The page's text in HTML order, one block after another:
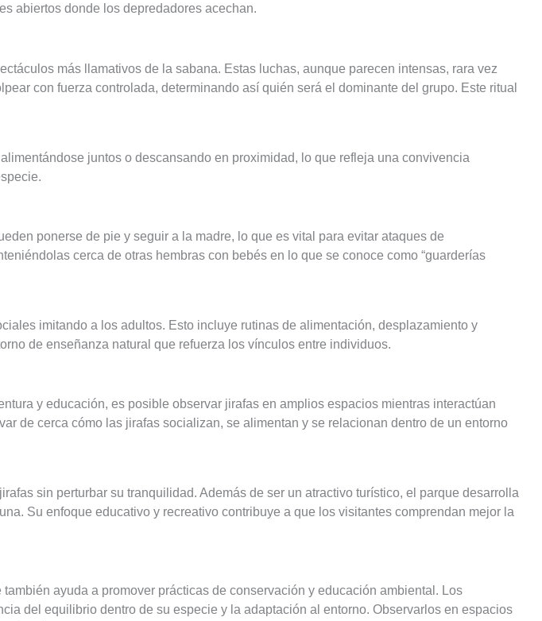
abiertos donde los depredadores acechan.
más llamativos de la sabana. Estas luchas, aunque parecen intensas, rara vez
con fuerza controlada, determinando así quién será el dominante del grupo. Este ritual
juntos o descansando en proximidad, lo que refleja una convivencia
ponerse de pie y seguir a la madre, lo que es vital para evitar ataques de
cerca de otras hembras con bebés en lo que se conoce como “guarderías
imitando a los adultos. Esto incluye rutinas de alimentación, desplazamiento y
de enseñanza natural que refuerza los vínculos entre individuos.
y educación, es posible observar jirafas en amplios espacios mientras interactúan
de cerca cómo las jirafas socializan, se alimentan y se relacionan dentro de un entorno
sin perturbar su tranquilidad. Además de ser un atractivo turístico, el parque desarrolla
Su enfoque educativo y recreativo contribuye a que los visitantes comprendan mejor la
ayuda a promover prácticas de conservación y educación ambiental. Los
del equilibrio dentro de su especie y la adaptación al entorno. Observarlos en espacios